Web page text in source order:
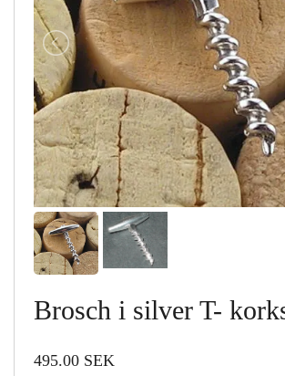
Brosch i silver T-
495.00 SEK